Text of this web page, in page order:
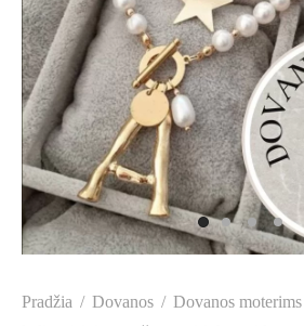
Pradžia / Dovanos / Dovanos moterims
drabužiai
moterims
mergaitėms
mergaitėms
berniukams
berniukams
segtukai
komplektai
vestuvėms
Krikštynoms
dovanos